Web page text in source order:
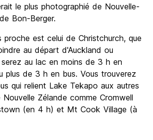
le plus photographié de Nouvelle-
Bon-Berger.
proche est celui de Christchurch, que
au départ d'Auckland ou
serez au lac en moins de 3 h en
plus de 3 h en bus. Vous trouverez
qui relient Lake Tekapo aux autres
Zélande comme Cromwell
(en 4 h) et Mt Cook Village (à